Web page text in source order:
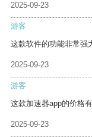
2025-09-23
游客
这款软件的功能非常强
2025-09-23
游客
这款加速器app的价格
2025-09-23